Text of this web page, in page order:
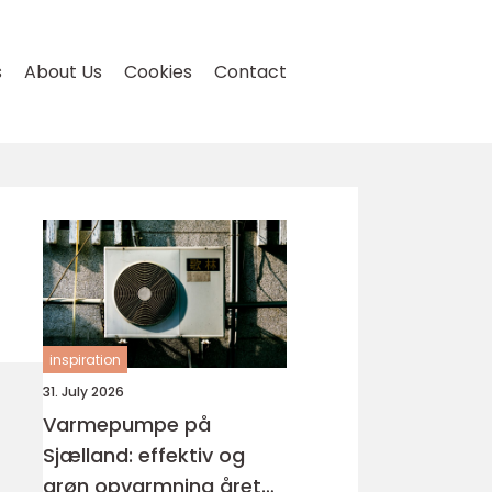
About Us Cookies Contact
inspiration
31. July 2026
Varmepumpe på
Sjælland: effektiv og
grøn opvarmning året